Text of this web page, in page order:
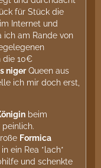
für Stück die
Internet und
ich am Rande von
die 10€
nigerQueen aus
ich mir doch erst,
beim
Formica
ein Rea *lach*
und schenkte